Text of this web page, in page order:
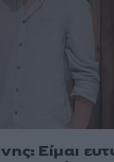
Είμαι